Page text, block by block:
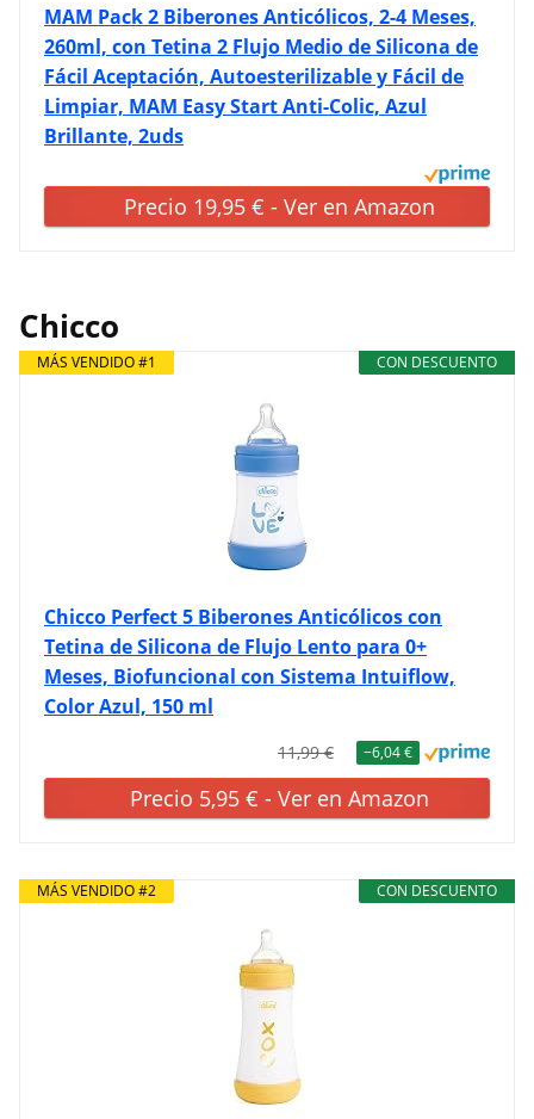
MAM Pack 2 Biberones Anticólicos, 2-4 Meses,
260ml, con Tetina 2 Flujo Medio de Silicona de
Fácil Aceptación, Autoesterilizable y Fácil de
Limpiar, MAM Easy Start Anti-Colic, Azul
Brillante, 2uds
Precio 19,95 € - Ver en Amazon
Chicco
CON DESCUENTO
MÁS VENDIDO #1
Chicco Perfect 5 Biberones Anticólicos con
Tetina de Silicona de Flujo Lento para 0+
Meses, Biofuncional con Sistema Intuiflow,
Color Azul, 150 ml
11,99 € −6,04 €
Precio 5,95 € - Ver en Amazon
CON DESCUENTO
MÁS VENDIDO #2